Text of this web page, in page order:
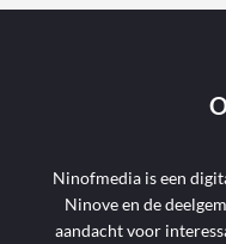
Ninofmedia is een
Ninove en de
aandacht voor